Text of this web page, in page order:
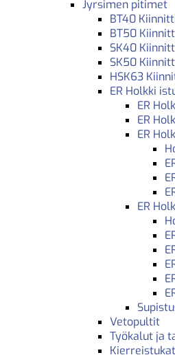
Jyrsimen pitimet
BT40
BT50
SK40
SK50
HSK63
ER Holkki
ER
ER
ER
ER
Vetopultit
Työkalut ja
Kierreistukat